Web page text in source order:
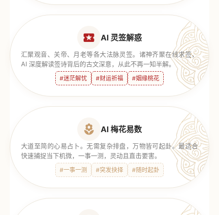
AI 灵签解惑
汇聚观音、关帝、月老等各大法脉灵签。诸神齐聚在线求签，
AI 深度解读签诗背后的古文深意，从此不再一知半解。
#迷茫解忧 #财运祈福 #姻缘桃花
AI 梅花易数
大道至简的心易占卜。无需复杂排盘，万物皆可起卦。最适合
快速捕捉当下机微，一事一测，灵动且直击要害。
#一事一测 #突发抉择 #随时起卦